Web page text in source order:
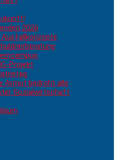
2026
Ausfallkonzepte
Projekt
Armut bedroht alle
Sozialwirtschaft